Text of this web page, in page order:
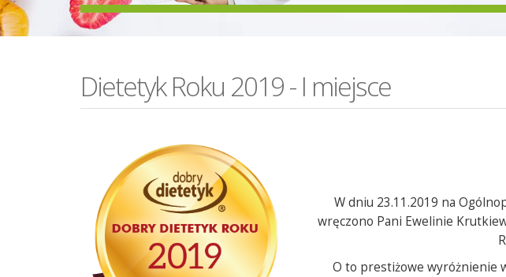
Dietetyk Roku 2019 - I miejsce
W dniu 23.11.2019 na
wręczono Pani Ewelinie
O to prestiżowe wyróżnienie